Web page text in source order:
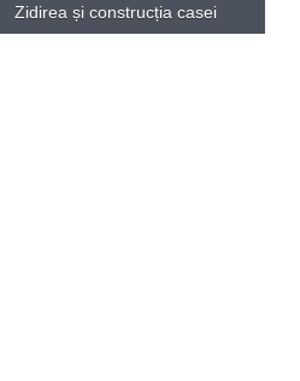
Zidirea și construcția casei